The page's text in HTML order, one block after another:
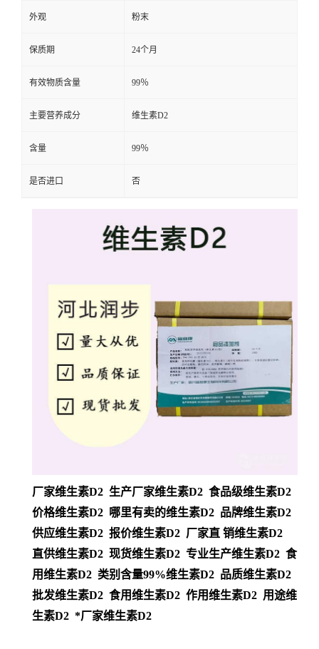
外观 粉末
保质期 24个月
有效物质含量 99％
主要营养成分 维生素D2
含量 99％
是否进口 否
厂家维生素D2 生产厂家维生素D2 食品级维生素D2
价格维生素D2 哪里有卖的维生素D2 品牌维生素D2
供应维生素D2 报价维生素D2 厂家直 销维生素D2
直供维生素D2 现货维生素D2 专业生产维生素D2 食
用维生素D2 类别含量99%维生素D2 品质维生素D2
批发维生素D2 食用维生素D2 作用维生素D2 用途维
生素D2 *厂家维生素D2